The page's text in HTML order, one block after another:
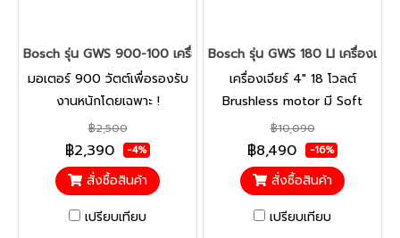
Bosch รุ่น GWS 900-100 เครื่องเจียร์ไฟฟ้า 4 นิ้ว 900 วัตต์
มอเตอร์ 900 วัตต์เพื่อรองรับ
งานหนักโดยเฉพาะ !
฿2,500
฿2,390 -4%
สั่งซื้อสินค้า
เปรียบเทียบ
Bosch รุ่น GWS 180 LI เครื่องเ
เครื่องเจียร์ 4" 18 โวลต์
Brushless motor มี Soft
start และ ระบบตัดการทำงาน
อัตโนมัติ มาพร้อมแบตเตอรี่
ขนาด 4.0 Ah 2 ก้อน มอเตอร์
แบบไม่ใช้แปรงถ่านประสิทธิภาพ
สูง ช่วยให้เครื่องมีกำลังเทียบ
฿10,090
฿8,490 -16%
สั่งซื้อสินค้า
เปรียบเทียบ